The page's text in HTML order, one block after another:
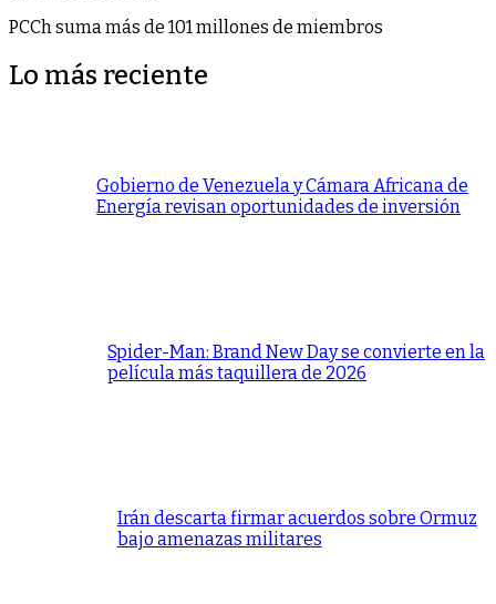
PCCh suma más de 101 millones de miembros
Lo más reciente
Gobierno de Venezuela y Cámara Africana de
Energía revisan oportunidades de inversión
Spider-Man: Brand New Day se convierte en la
película más taquillera de 2026
Irán descarta firmar acuerdos sobre Ormuz
bajo amenazas militares